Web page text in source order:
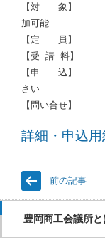
【対 象】 労働
加可能
【定 員】 30
【受 講 料】
【申 込】 下記
さい
【問い合せ】 北
詳細・申込用
前の記事
豊岡商工会議所と